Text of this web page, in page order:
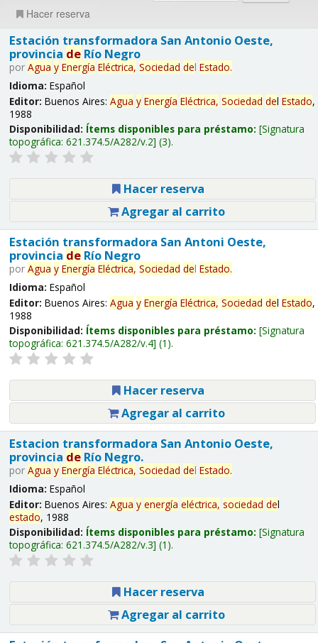
Hacer reserva
Estación transformadora San Antonio Oeste,
provincia deRío Negro
por Agua y Energía Eléctrica, Sociedad del Estado.
Idioma: Español
Editor: Buenos Aires: Agua y Energía Eléctrica, Sociedad del Estado,
1988
Disponibilidad: Ítems disponibles para préstamo: Signatura
topográfica: 621.374.5/A282/v.2 (3).
Hacer reserva
Agregar al carrito
Estación transformadora San Antoni Oeste,
provincia deRío Negro
por Agua y Energía Eléctrica, Sociedad del Estado.
Idioma: Español
Editor: Buenos Aires: Agua y Energía Eléctrica, Sociedad del Estado,
1988
Disponibilidad: Ítems disponibles para préstamo: Signatura
topográfica: 621.374.5/A282/v.4 (1).
Hacer reserva
Agregar al carrito
Estacion transformadora San Antonio Oeste,
provincia deRío Negro.
por Agua y Energía Eléctrica, Sociedad del Estado.
Idioma: Español
Editor: Buenos Aires: Agua y energía eléctrica, sociedad del
estado, 1988
Disponibilidad: Ítems disponibles para préstamo: Signatura
topográfica: 621.374.5/A282/v.3 (1).
Hacer reserva
Agregar al carrito